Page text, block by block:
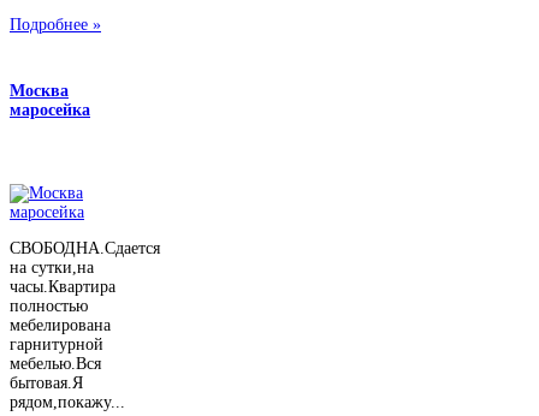
Подробнее »
Москва
маросейка
СВОБОДНА.Сдается
на сутки,на
часы.Квартира
полностью
мебелирована
гарнитурной
мебелью.Вся
бытовая.Я
рядом,покажу...